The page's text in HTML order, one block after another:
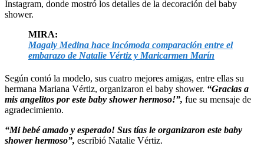
Instagram, donde mostró los detalles de la decoración del baby
shower.
MIRA:
Magaly Medina hace incómoda comparación entre el
embarazo de Natalie Vértiz y Maricarmen Marín
Según contó la modelo, sus cuatro mejores amigas, entre ellas su
hermana Mariana Vértiz, organizaron el baby shower. “Gracias a
mis angelitos por este baby shower hermoso!”, fue su mensaje de
agradecimiento.
“Mi bebé amado y esperado! Sus tías le organizaron este baby
shower hermoso”, escribió Natalie Vértiz.